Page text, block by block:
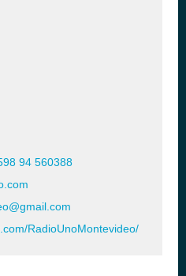
94 560388
RadioUnoMontevideo/